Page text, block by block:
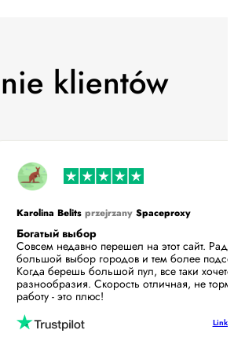
klientów
Karolina BelitsprzejrzanySpaceproxy
Богатый выбор
Совсем недавно перешел на этот сайт.
большой выбор городов и тем более
Когда берешь большой пул, все таки
разнообразия. Скорость отличная, не
работу - это плюс!